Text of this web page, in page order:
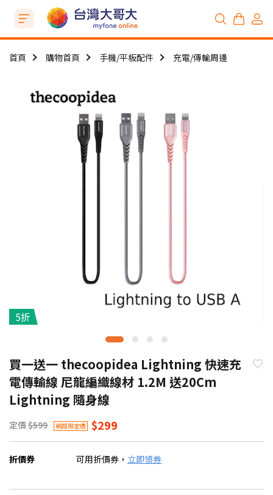
首頁 購物首頁 手機/平板配件 充電/傳輸周邊
5折
買一送一 thecoopidea Lightning 快速充
電傳輸線 尼龍編織線材 1.2M 送20Cm
Lightning 隨身線
定價 $599 網路限定價 $299
折價券 可用折價券， 立即領券